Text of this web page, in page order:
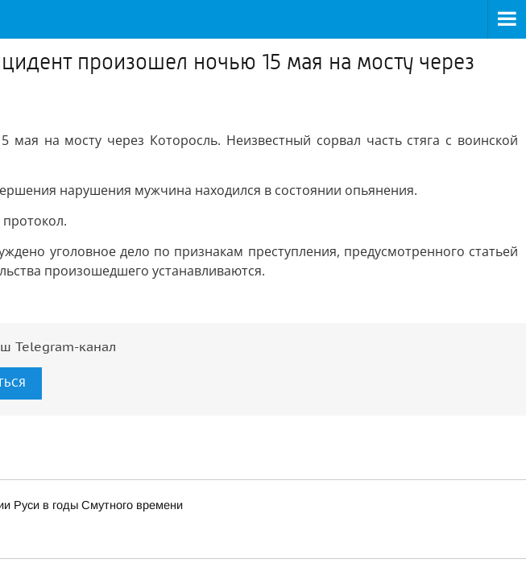
произошел ночью 15 мая на мосту через
на мосту через Которосль. Неизвестный сорвал часть стяга с воинской
нарушения мужчина находился в состоянии опьянения.
уголовное дело по признакам преступления, предусмотренного статьей
произошедшего устанавливаются.
Telegram-канал
Руси в годы Смутного времени